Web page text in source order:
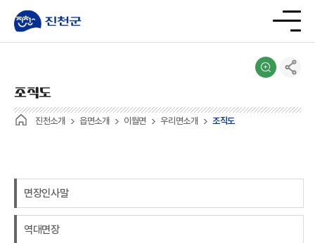
진천소개 읍면소개 이월면 우리면소개 조직도
조직도
면장인사말
역대면장